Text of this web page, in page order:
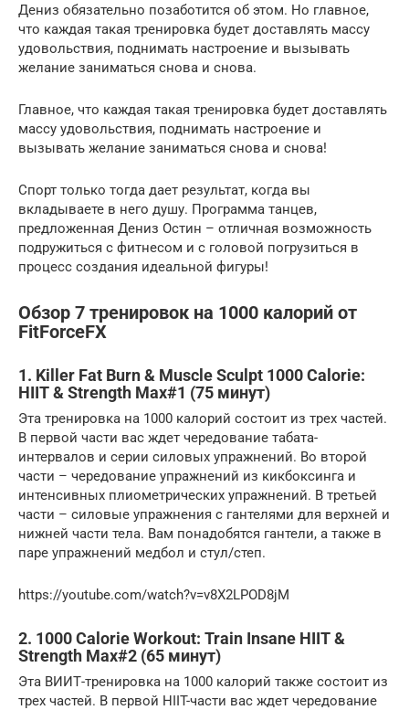
Дениз обязательно позаботится об этом. Но главное,
что каждая такая тренировка будет доставлять массу
удовольствия, поднимать настроение и вызывать
желание заниматься снова и снова.
Главное, что каждая такая тренировка будет доставлять
массу удовольствия, поднимать настроение и
вызывать желание заниматься снова и снова!
Спорт только тогда дает результат, когда вы
вкладываете в него душу. Программа танцев,
предложенная Дениз Остин – отличная возможность
подружиться с фитнесом и с головой погрузиться в
процесс создания идеальной фигуры!
Обзор 7 тренировок на 1000 калорий от
FitForceFX
1. Killer Fat Burn & Muscle Sculpt 1000 Calorie:
HIIT & Strength Max#1 (75 минут)
Эта тренировка на 1000 калорий состоит из трех частей.
В первой части вас ждет чередование табата-
интервалов и серии силовых упражнений. Во второй
части – чередование упражнений из кикбоксинга и
интенсивных плиометрических упражнений. В третьей
части – силовые упражнения с гантелями для верхней и
нижней части тела. Вам понадобятся гантели, а также в
паре упражнений медбол и стул/степ.
https://youtube.com/watch?v=v8X2LPOD8jM
2. 1000 Calorie Workout: Train Insane HIIT &
Strength Max#2 (65 минут)
Эта ВИИТ-тренировка на 1000 калорий также состоит из
трех частей. В первой HIIT-части вас ждет чередование